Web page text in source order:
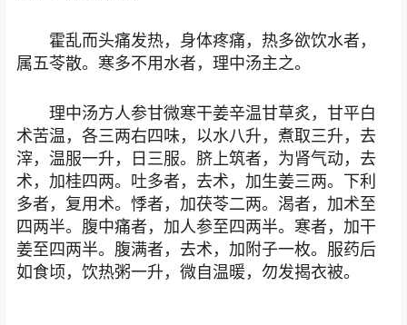
霍乱而头痛发热，身体疼痛，热多欲饮水者，
属五苓散。寒多不用水者，理中汤主之。
理中汤方人参甘微寒干姜辛温甘草炙，甘平白
术苦温，各三两右四味，以水八升，煮取三升，去
滓，温服一升，日三服。脐上筑者，为肾气动，去
术，加桂四两。吐多者，去术，加生姜三两。下利
多者，复用术。悸者，加茯苓二两。渴者，加术至
四两半。腹中痛者，加人参至四两半。寒者，加干
姜至四两半。腹满者，去术，加附子一枚。服药后
如食顷，饮热粥一升，微自温暖，勿发揭衣被。